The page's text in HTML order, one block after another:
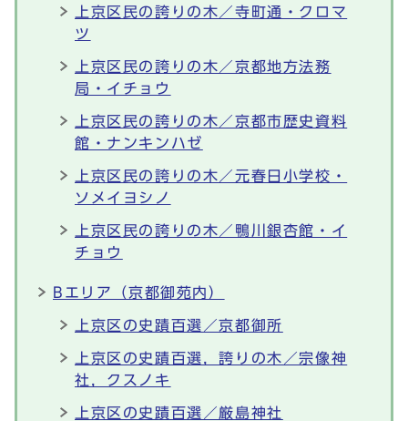
上京区民の誇りの木／寺町通・クロマ
ツ
上京区民の誇りの木／京都地方法務
局・イチョウ
上京区民の誇りの木／京都市歴史資料
館・ナンキンハゼ
上京区民の誇りの木／元春日小学校・
ソメイヨシノ
上京区民の誇りの木／鴨川銀杏館・イ
チョウ
Bエリア（京都御苑内）
上京区の史蹟百選／京都御所
上京区の史蹟百選，誇りの木／宗像神
社，クスノキ
上京区の史蹟百選／厳島神社